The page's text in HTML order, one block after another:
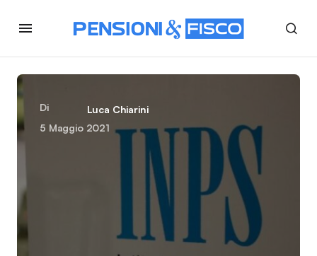
Di
Luca Chiarini
5 Maggio 2021